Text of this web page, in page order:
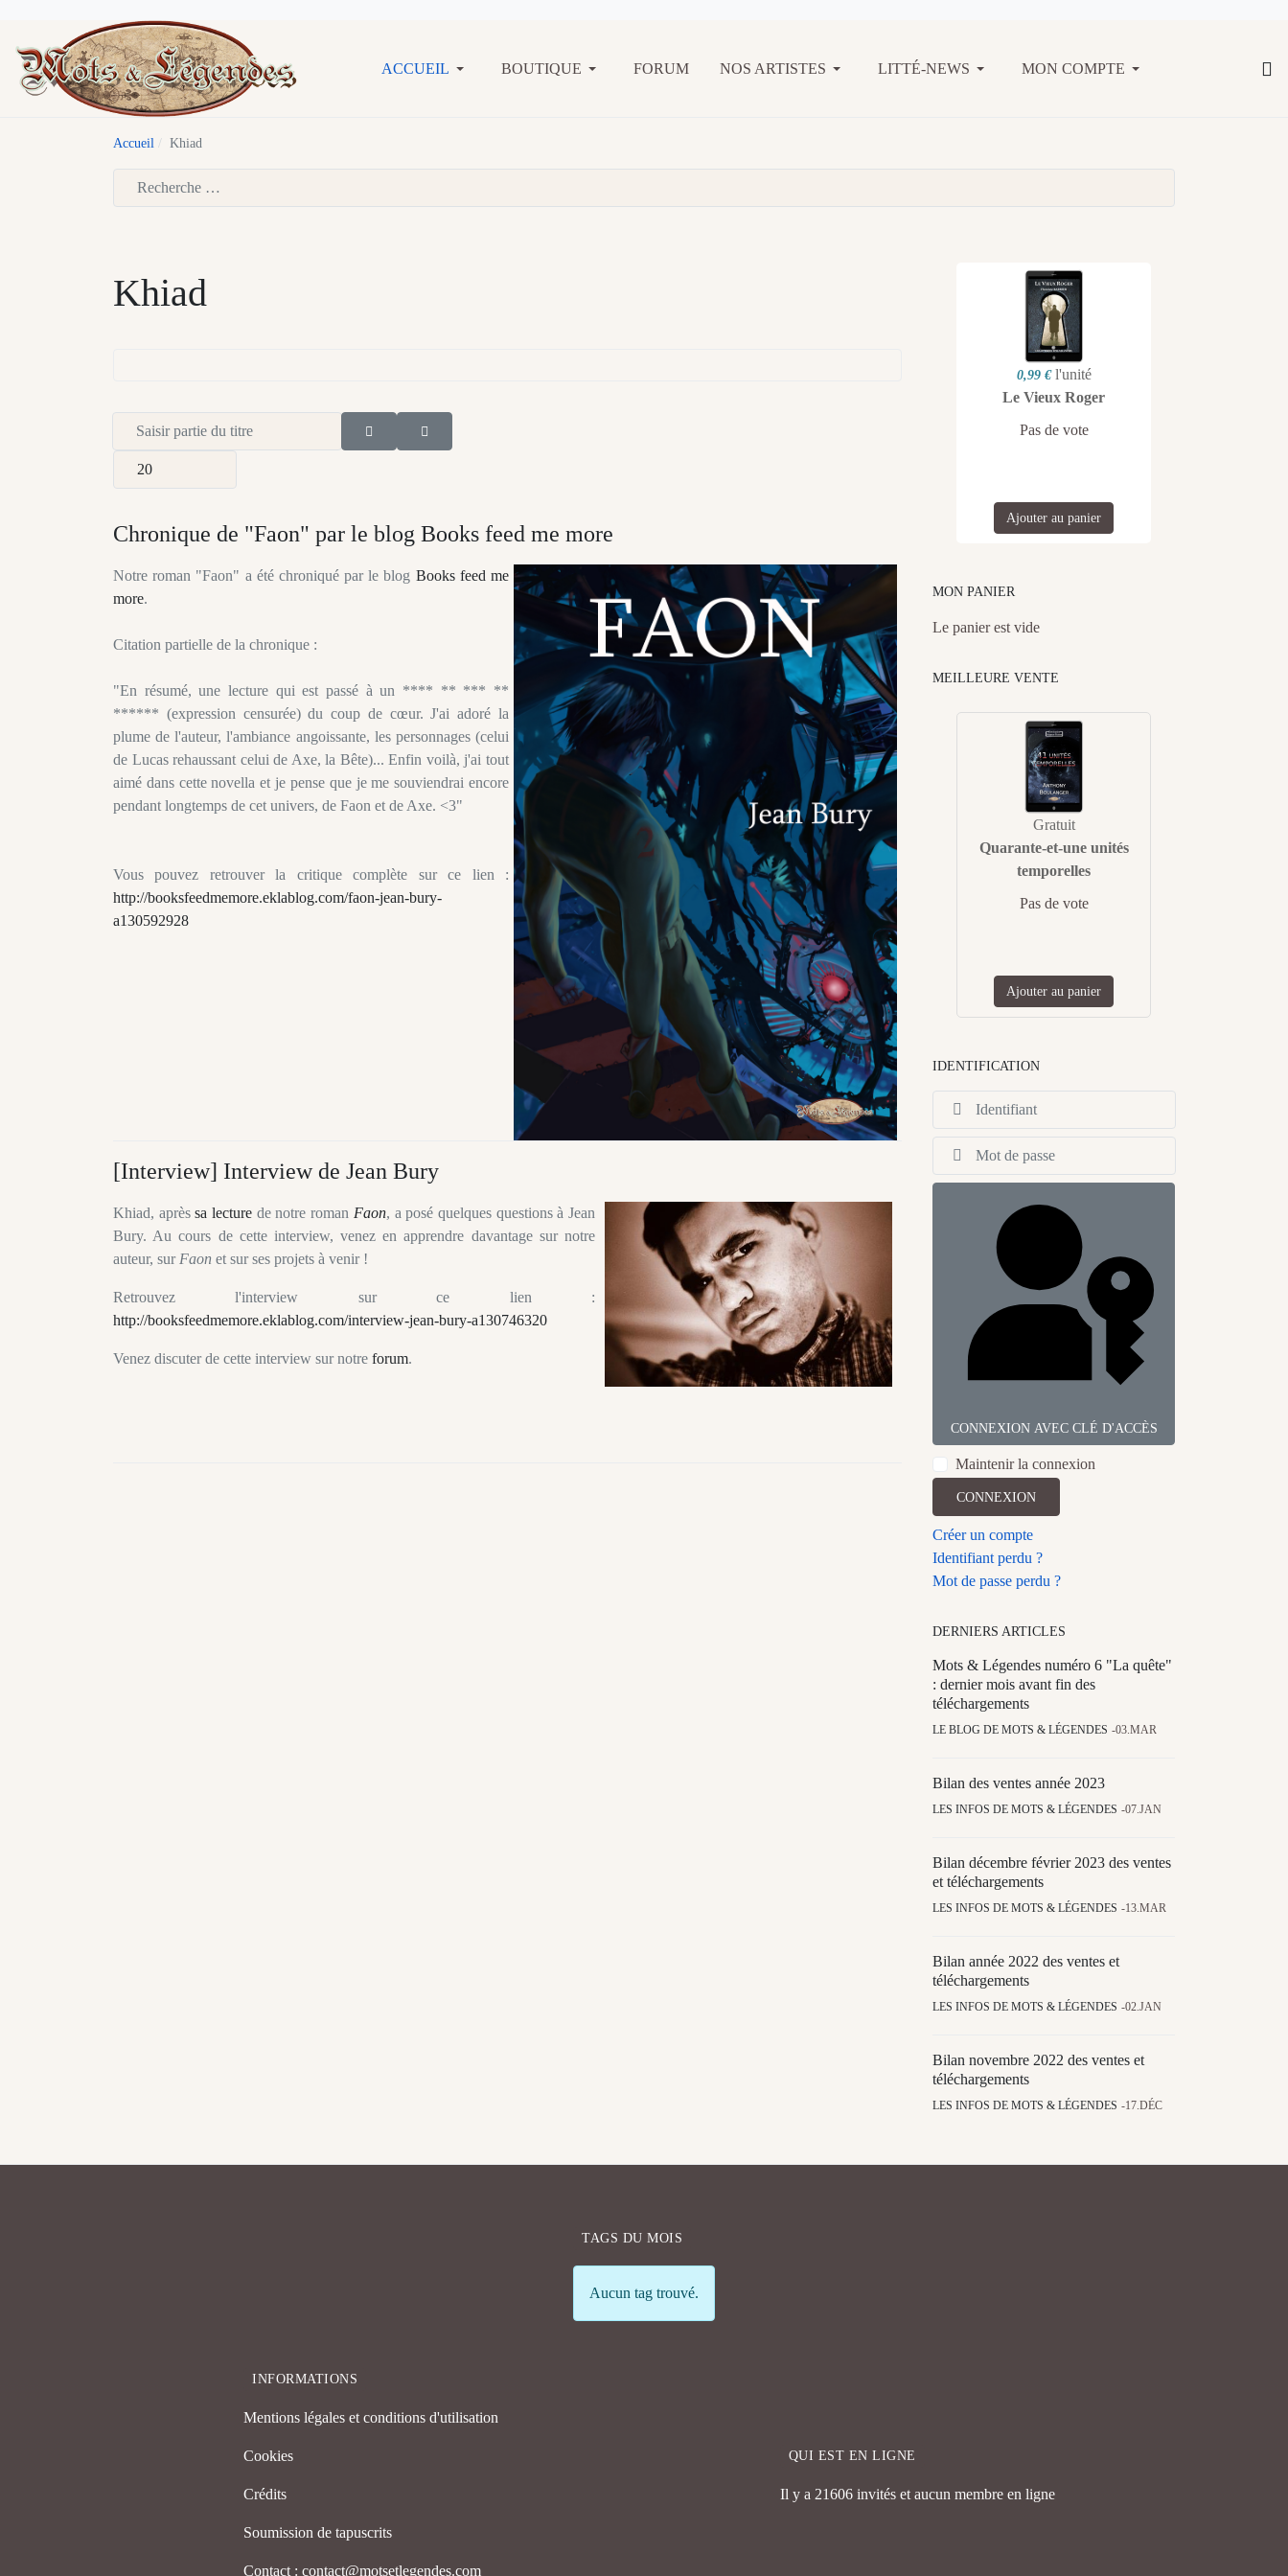
ACCUEIL BOUTIQUE FORUM NOS ARTISTES LITTÉ-NEWS MON COMPTE
Accueil Khiad
Khiad
Saisir partie du titre
Afficher #
Chronique de "Faon" par le blog Books feed me more
Notre roman "Faon" a été chroniqué par le blog Books feed me
more.
Citation partielle de la chronique :
"En résumé, une lecture qui est passé à un **** ** *** **
****** (expression censurée) du coup de cœur. J'ai adoré la
plume de l'auteur, l'ambiance angoissante, les personnages (celui
de Lucas rehaussant celui de Axe, la Bête)... Enfin voilà, j'ai tout
aimé dans cette novella et je pense que je me souviendrai encore
pendant longtemps de cet univers, de Faon et de Axe. <3"
Vous pouvez retrouver la critique complète sur ce lien :
http://booksfeedmemore.eklablog.com/faon-jean-bury-
a130592928
[Interview] Interview de Jean Bury
Khiad, aprèssa lecture de notre roman Faon, a posé quelques questions à Jean
Bury. Au cours de cette interview, venez en apprendre davantage sur notre
auteur, sur Faon et sur ses projets à venir !
Retrouvez l'interview sur ce lien :
http://booksfeedmemore.eklablog.com/interview-jean-bury-a130746320
Venez discuter de cette interview sur notre forum.
0,99 € l'unité
Le Vieux Roger
Pas de vote
Ajouter au panier
MON PANIER
Le panier est vide
MEILLEURE VENTE
Gratuit
Quarante-et-une unités
temporelles
Pas de vote
Ajouter au panier
IDENTIFICATION
CONNEXION AVEC CLÉ D'ACCÈS
Maintenir la connexion
CONNEXION
Créer un compte
Identifiant perdu ?
Mot de passe perdu ?
DERNIERS ARTICLES
Mots & Légendes numéro 6 "La quête"
: dernier mois avant fin des
téléchargements
LE BLOG DE MOTS & LÉGENDES 03.MAR
Bilan des ventes année 2023
LES INFOS DE MOTS & LÉGENDES 07.JAN
Bilan décembre février 2023 des ventes
et téléchargements
LES INFOS DE MOTS & LÉGENDES 13.MAR
Bilan année 2022 des ventes et
téléchargements
LES INFOS DE MOTS & LÉGENDES 02.JAN
Bilan novembre 2022 des ventes et
téléchargements
LES INFOS DE MOTS & LÉGENDES 17.DÉC
TAGS DU MOIS
Info
Aucun tag trouvé.
INFORMATIONS
Mentions légales et conditions d'utilisation
Cookies
Crédits
Soumission de tapuscrits
Contact : contact@motsetlegendes.com
QUI EST EN LIGNE
Il y a 21606 invités et aucun membre en ligne